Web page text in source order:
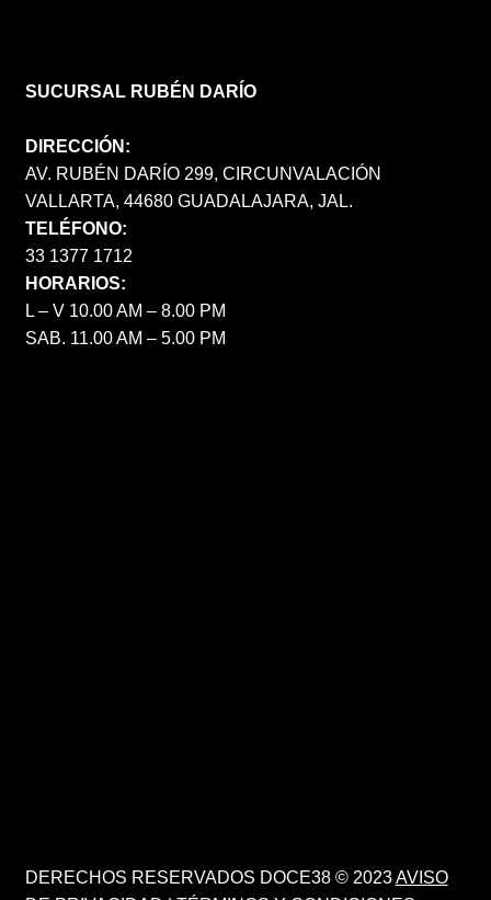
SUCURSAL RUBÉN DARÍO
DIRECCIÓN:
AV. RUBÉN DARÍO 299, CIRCUNVALACIÓN
VALLARTA, 44680 GUADALAJARA, JAL.
TELÉFONO:
33 1377 1712
HORARIOS:
L – V 10.00 AM – 8.00 PM
SAB. 11.00 AM – 5.00 PM
DERECHOS RESERVADOS DOCE38 © 2023AVISO